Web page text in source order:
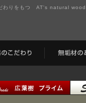
だわりをもつ AT's natural